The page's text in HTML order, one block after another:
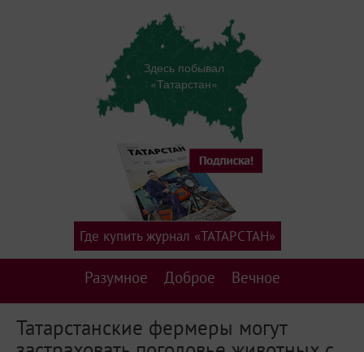
Здесь побывал
«Татарстан»
Разумное Доброе Вечное
Где купить журнал «ТАТАРСТАН»
Татарстанские фермеры могут